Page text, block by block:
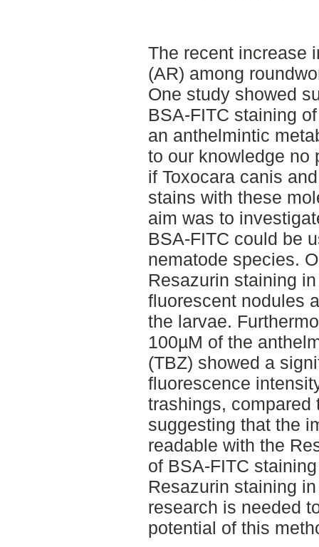
The recent increase
(AR) among
One study showed
BSA-FITC staining
an anthelmintic
to our knowledge no
if Toxocara canis
stains with these
aim was to
BSA-FITC could be
nematode species.
Resazurin staining
fluorescent nodules
the larvae.
100µM of the
(TBZ) showed a
fluorescence
trashings, compared
suggesting that the
readable with the
of BSA-FITC
Resazurin staining
research is needed
potential of this